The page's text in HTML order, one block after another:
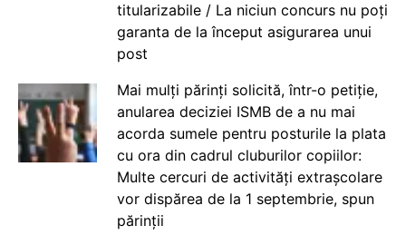
titularizabile / La niciun concurs nu poți
garanta de la început asigurarea unui
post
Mai mulți părinți solicită, într-o petiție,
anularea deciziei ISMB de a nu mai
acorda sumele pentru posturile la plata
cu ora din cadrul cluburilor copiilor:
Multe cercuri de activități extrașcolare
vor dispărea de la 1 septembrie, spun
părinții